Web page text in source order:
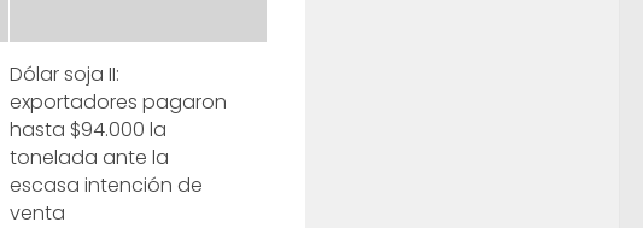
Dólar soja II:
exportadores pagaron
hasta $94.000 la
tonelada ante la
escasa intención de
venta